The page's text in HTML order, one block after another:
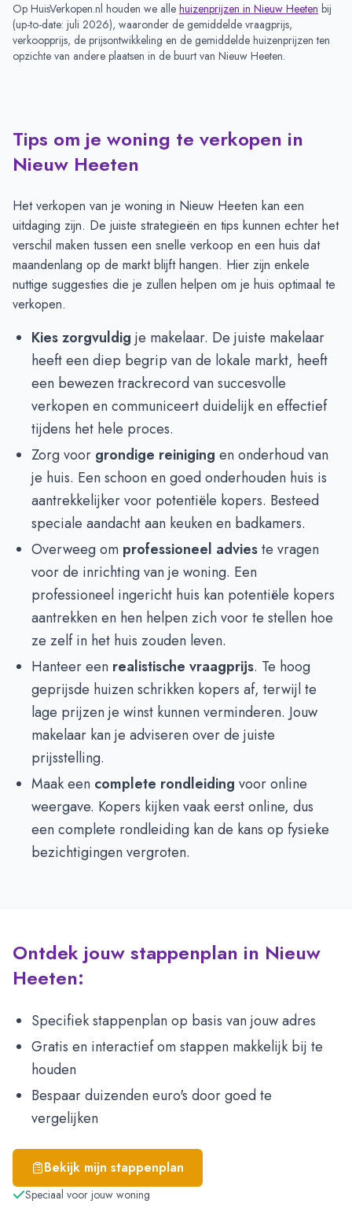
Op HuisVerkopen.nl houden we alle huizenprijzen in Nieuw Heeten bij
(up-to-date: juli 2026), waaronder de gemiddelde vraagprijs,
verkoopprijs, de prijsontwikkeling en de gemiddelde huizenprijzen ten
opzichte van andere plaatsen in de buurt van Nieuw Heeten.
Tips om je woning te verkopen in
Nieuw Heeten
Het verkopen van je woning in Nieuw Heeten kan een
uitdaging zijn. De juiste strategieën en tips kunnen echter het
verschil maken tussen een snelle verkoop en een huis dat
maandenlang op de markt blijft hangen. Hier zijn enkele
nuttige suggesties die je zullen helpen om je huis optimaal te
verkopen.
Kies zorgvuldig je makelaar. De juiste makelaar
heeft een diep begrip van de lokale markt, heeft
een bewezen trackrecord van succesvolle
verkopen en communiceert duidelijk en effectief
tijdens het hele proces.
Zorg voor grondige reiniging en onderhoud van
je huis. Een schoon en goed onderhouden huis is
aantrekkelijker voor potentiële kopers. Besteed
speciale aandacht aan keuken en badkamers.
Overweeg om professioneel advieste vragen
voor de inrichting van je woning. Een
professioneel ingericht huis kan potentiële kopers
aantrekken en hen helpen zich voor te stellen hoe
ze zelf in het huis zouden leven.
Hanteer een realistische vraagprijs. Te hoog
geprijsde huizen schrikken kopers af, terwijl te
lage prijzen je winst kunnen verminderen. Jouw
makelaar kan je adviseren over de juiste
prijsstelling.
Maak een complete rondleiding voor online
weergave. Kopers kijken vaak eerst online, dus
een complete rondleiding kan de kans op fysieke
bezichtigingen vergroten.
Ontdek jouw stappenplan in Nieuw
Heeten:
Specifiek stappenplan op basis van jouw adres
Gratis en interactief om stappen makkelijk bij te
houden
Bespaar duizenden euro's door goed te
vergelijken
Bekijk mijn stappenplan
Speciaal voor jouw woning